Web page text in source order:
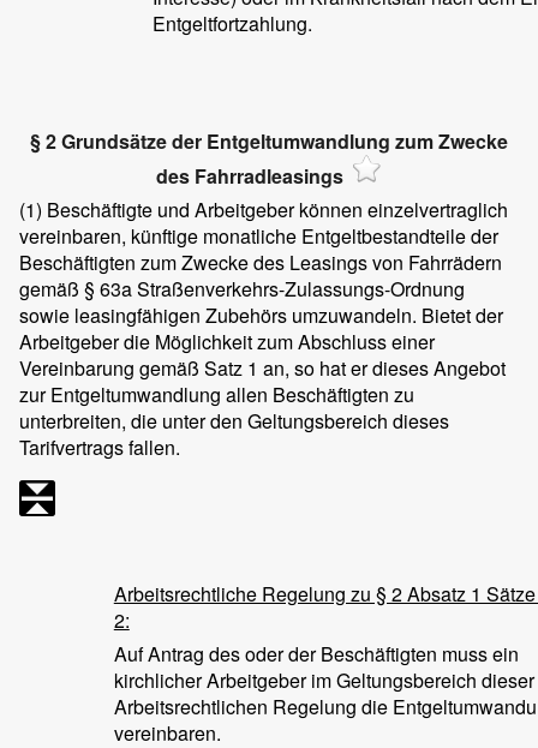
Entgeltfortzahlung.
§ 2 Grundsätze der Entgeltumwandlung zum Zwecke
des Fahrradleasings
(1) Beschäftigte und Arbeitgeber können einzelvertraglich
vereinbaren, künftige monatliche Entgeltbestandteile der
Beschäftigten zum Zwecke des Leasings von Fahrrädern
gemäß § 63a Straßenverkehrs-Zulassungs-Ordnung
sowie leasingfähigen Zubehörs umzuwandeln. Bietet der
Arbeitgeber die Möglichkeit zum Abschluss einer
Vereinbarung gemäß Satz 1 an, so hat er dieses Angebot
zur Entgeltumwandlung allen Beschäftigten zu
unterbreiten, die unter den Geltungsbereich dieses
Tarifvertrags fallen.
Arbeitsrechtliche Regelung zu § 2 Absatz 1
2:
Auf Antrag des oder der Beschäftigten muss ein
kirchlicher Arbeitgeber im Geltungsbereich dieser
Arbeitsrechtlichen Regelung die
vereinbaren.